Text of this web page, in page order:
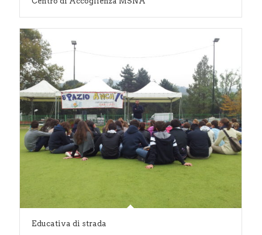
Educativa di strada